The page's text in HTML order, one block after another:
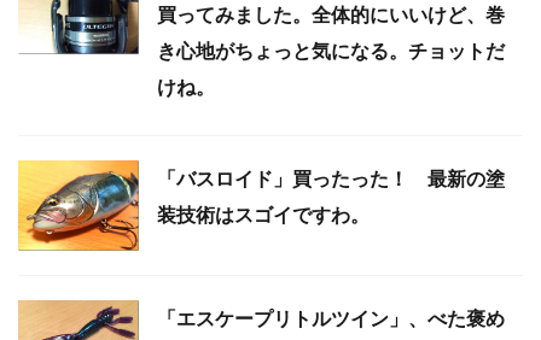
買ってみました。全体的にいいけど、巻
き心地がちょっと気になる。チョットだ
けね。
「バスロイド」買ったった！ 最新の塗
装技術はスゴイですわ。
「エスケープリトルツイン」、べた褒め